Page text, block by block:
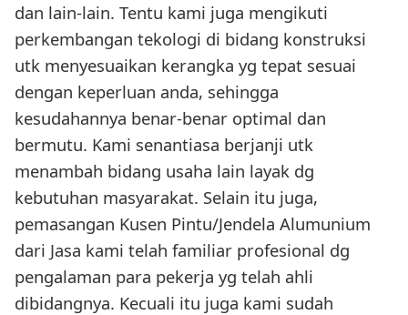
dan lain-lain. Tentu kami juga mengikuti
perkembangan tekologi di bidang konstruksi
utk menyesuaikan kerangka yg tepat sesuai
dengan keperluan anda, sehingga
kesudahannya benar-benar optimal dan
bermutu. Kami senantiasa berjanji utk
menambah bidang usaha lain layak dg
kebutuhan masyarakat. Selain itu juga,
pemasangan Kusen Pintu/Jendela Alumunium
dari Jasa kami telah familiar profesional dg
pengalaman para pekerja yg telah ahli
dibidangnya. Kecuali itu juga kami sudah